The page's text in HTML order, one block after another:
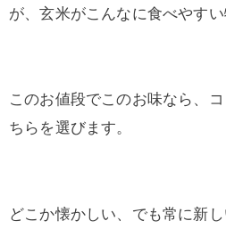
が、玄米がこんなに食べやすい
このお値段でこのお味なら、
ちらを選びます。
どこか懐かしい、でも常に新